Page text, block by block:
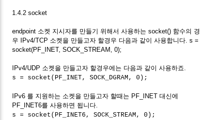
1.4.2 socket
endpoint 소켓 지시자를 만들기 위해서 사용하는 socket() 함수의 경
우 IPv4/TCP 소켓을 만들고자 할경우 다음과 같이 사용합니다. s =
socket(PF_INET, SOCK_STREAM, 0);
IPv4/UDP 소켓을 만들고자 할경우에는 다음과 같이 사용하죠.
s = socket(PF_INET, SOCK_DGRAM, 0);
IPv6 를 지원하는 소켓을 만들고자 할때는 PF_INET 대신에
PF_INET6를 사용하면 됩니다.
s = socket(PF_INET6, SOCK_STREAM, 0);